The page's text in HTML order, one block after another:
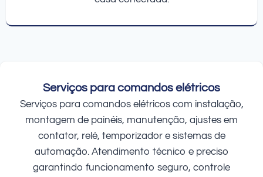
Serviços para comandos elétricos
Serviços para comandos elétricos com instalação,
montagem de painéis, manutenção, ajustes em
contator, relé, temporizador e sistemas de
automação. Atendimento técnico e preciso
garantindo funcionamento seguro, controle